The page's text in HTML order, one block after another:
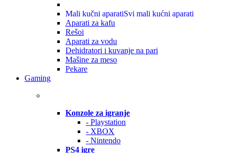
Mali kučni aparatiSvi mali kućni aparati
Aparati za kafu
Rešoi
Aparati za vodu
Dehidratori i kuvanje na pari
Mašine za meso
Pekare
Gaming
Konzole za igranje
- Playstation
- XBOX
- Nintendo
PS4 igre